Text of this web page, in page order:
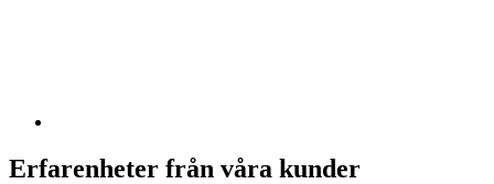
Erfarenheter från våra kunder